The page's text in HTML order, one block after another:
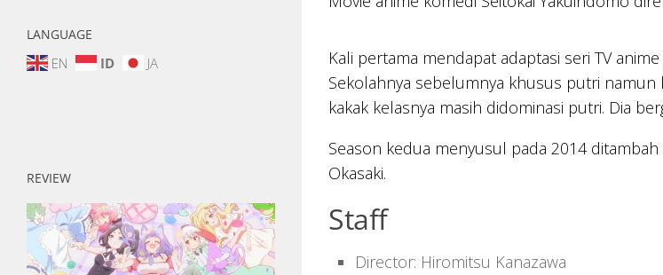
Kali pertama mendapat adaptasi seri TV
Sekolahnya sebelumnya khusus putri
kakak kelasnya masih didominasi putri. Dia
Season kedua menyusul pada 2014
Okasaki.
Staff
Director: Hiromitsu Kanazawa
LANGUAGE
EN ID JA
REVIEW